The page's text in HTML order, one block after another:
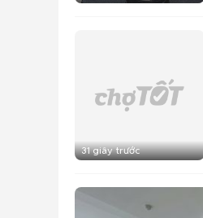
31 giây trước